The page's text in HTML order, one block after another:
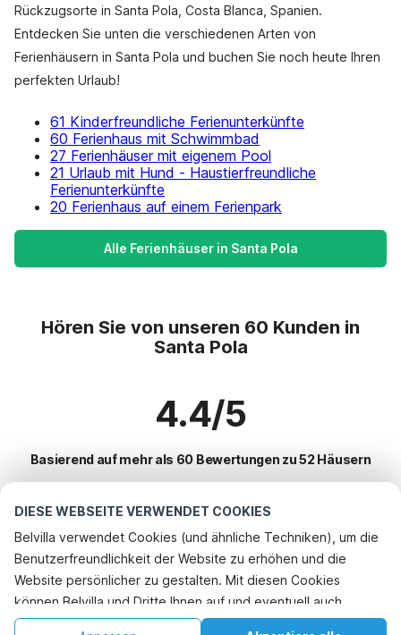
DIESE WEBSEITE VERWENDET COOKIES
Belvilla verwendet Cookies (und ähnliche Techniken), um die
Benutzerfreundlichkeit der Website zu erhöhen und die
Website persönlicher zu gestalten. Mit diesen Cookies
können Belvilla und Dritte Ihnen auf und eventuell auch
außerhalb unserer Website folgen, um Werbung Ihren
Rückzugsorte in Santa Pola, Costa Blanca, Spanien.
Entdecken Sie unten die verschiedenen Arten von
Ferienhäusern in Santa Pola und buchen Sie noch heute Ihren
perfekten Urlaub!
61 Kinderfreundliche Ferienunterkünfte
60 Ferienhaus mit Schwimmbad
27 Ferienhäuser mit eigenem Pool
21 Urlaub mit Hund - Haustierfreundliche
Ferienunterkünfte
20 Ferienhaus auf einem Ferienpark
Alle Ferienhäuser in Santa Pola
Hören Sie von unseren 60 Kunden in
Santa Pola
4.4/5
Basierend auf mehr als 60 Bewertungen zu 52 Häusern
Beliebteste Reiseziele für Urlaub
Top-Städte mit Top-Annehmlichkeiten für den Urlaub
Kinderfreundliche Ferienunterkünfte relleu
Kinderfreundliche Ferienunterkünfte finestrat
Beliebte Ausstattungen für Urlaub in Santa-pola
Kinderfreundliche Ferienunterkünfte